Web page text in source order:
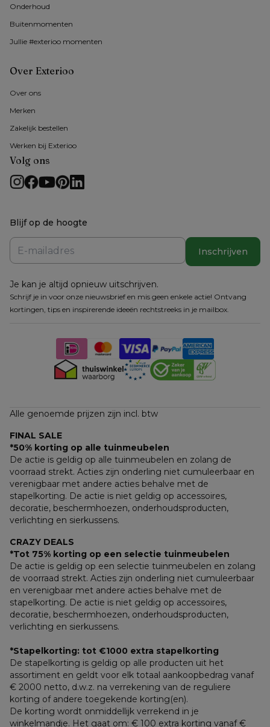
Onderhoud
Buitenmomenten
Jullie #exterioo momenten
Over Exterioo
Over ons
Merken
Zakelijk bestellen
Werken bij Exterioo
Volg ons
Blijf op de hoogte
Inschrijven
Je kan je altijd opnieuw uitschrijven.
Schrijf je in voor onze nieuwsbrief en mis geen enkele actie! Ontvang
kortingen, tips en inspirerende ideeën rechtstreeks in je mailbox.
Alle genoemde prijzen zijn incl. btw
FINAL SALE
*50% korting op alle tuinmeubelen
De actie is geldig op alle tuinmeubelen en zolang de
voorraad strekt. Acties zijn onderling niet cumuleerbaar en
verenigbaar met andere acties behalve met de
stapelkorting. De actie is niet geldig op accessoires,
decoratie, beschermhoezen, onderhoudsproducten,
verlichting en sierkussens.
CRAZY DEALS
*Tot 75% korting op een selectie tuinmeubelen
De actie is geldig op een selectie tuinmeubelen en zolang
de voorraad strekt. Acties zijn onderling niet cumuleerbaar
en verenigbaar met andere acties behalve met de
stapelkorting. De actie is niet geldig op accessoires,
decoratie, beschermhoezen, onderhoudsproducten,
verlichting en sierkussens.
*Stapelkorting: tot €1000 extra stapelkorting
De stapelkorting is geldig op alle producten uit het
assortiment en geldt voor elk totaal aankoopbedrag vanaf
€ 2000 netto, d.w.z. na verrekening van de reguliere
korting of andere toegekende korting(en).
De korting wordt onmiddellijk verrekend in je
winkelmandje. Het gaat om: € 100 extra korting vanaf €